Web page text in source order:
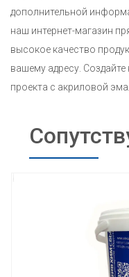
дополнительной
наш интернет-магазин
высокое качество
вашему адресу.
проекта с акриловой